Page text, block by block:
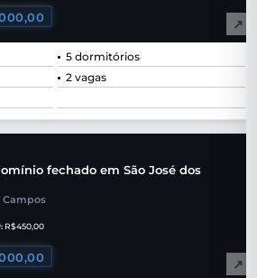
↗
5 dormitórios
2 vagas
fechado em São José dos
Campos
R$450,00
↗